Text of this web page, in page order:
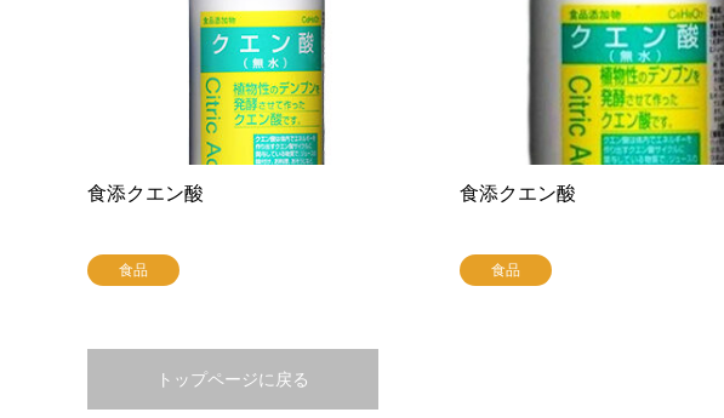
食添クエン酸
食品
食添クエン酸
食品
トップページに戻る